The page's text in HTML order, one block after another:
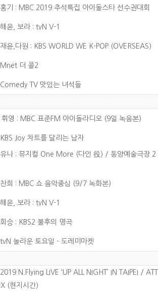
기 : MBC 2019 추석특집 아이돌스타 선수권대회
윤, 보라 : tvN V-1
윤,다원 : KBS WORLD WE K-POP (OVERSEAS)
더 콜2
TV 맛있는 녀석들
영 : MBC 표준FM 아이돌라디오 (9일 녹음본)
Joy 차트를 달리는 남자
나 : 뮤지컬 One More (다인 役) / 동양예술극장 2
희 : MBC 쇼 음악중심 (9/7 녹화본)
윤, 보라 : tvN V-1
승 : KBS2 불후의 명곡
놀라운 토요일 - 도레미마켓
N.Flying LIVE ‘UP ALL NIGHT’ IN TAIPEI / ATT
(현지시간)